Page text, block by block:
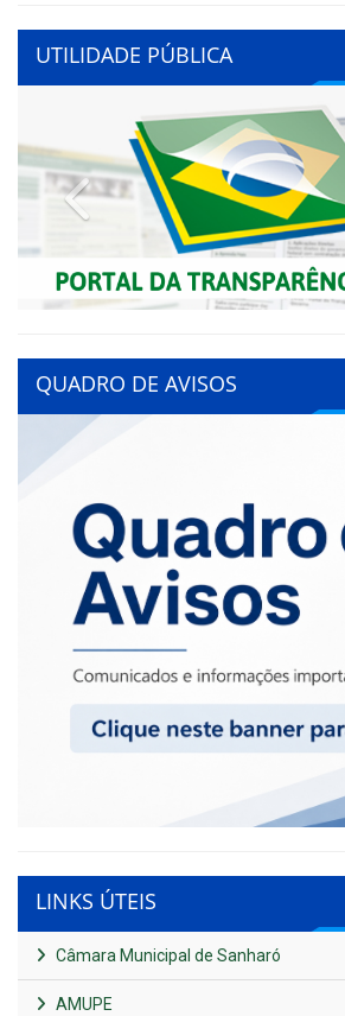
UTILIDADE PÚBLICA
Previous
QUADRO DE AVISOS
LINKS ÚTEIS
Câmara Municipal de Sanharó
AMUPE